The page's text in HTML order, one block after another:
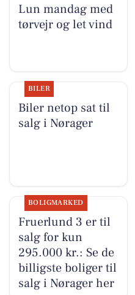
Lun mandag med
tørvejr og let vind
BILER
Biler netop sat til
salg i Nørager
BOLIGMARKED
Fruerlund 3 er til
salg for kun
295.000 kr.: Se de
billigste boliger til
salg i Nørager her